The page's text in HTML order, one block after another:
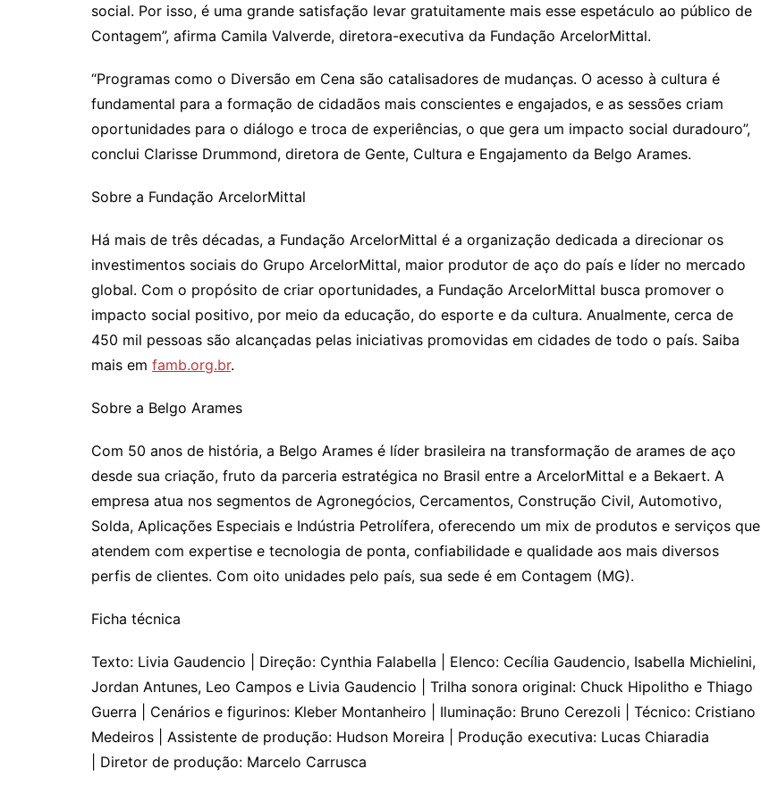
social. Por isso, é uma grande satisfação levar gratuitamente mais esse espetáculo ao público de
Contagem”, afirma Camila Valverde, diretora-executiva da Fundação ArcelorMittal.
“Programas como o Diversão em Cena são catalisadores de mudanças. O acesso à cultura é
fundamental para a formação de cidadãos mais conscientes e engajados, e as sessões criam
oportunidades para o diálogo e troca de experiências, o que gera um impacto social duradouro”,
conclui Clarisse Drummond, diretora de Gente, Cultura e Engajamento da Belgo Arames.
Sobre a Fundação ArcelorMittal
Há mais de três décadas, a Fundação ArcelorMittal é a organização dedicada a direcionar os
investimentos sociais do Grupo ArcelorMittal, maior produtor de aço do país e líder no mercado
global. Com o propósito de criar oportunidades, a Fundação ArcelorMittal busca promover o
impacto social positivo, por meio da educação, do esporte e da cultura. Anualmente, cerca de
450 mil pessoas são alcançadas pelas iniciativas promovidas em cidades de todo o país. Saiba
mais em famb.org.br.
Sobre a Belgo Arames
Com 50 anos de história, a Belgo Arames é líder brasileira na transformação de arames de aço
desde sua criação, fruto da parceria estratégica no Brasil entre a ArcelorMittal e a Bekaert. A
empresa atua nos segmentos de Agronegócios, Cercamentos, Construção Civil, Automotivo,
Solda, Aplicações Especiais e Indústria Petrolífera, oferecendo um mix de produtos e serviços que
atendem com expertise e tecnologia de ponta, confiabilidade e qualidade aos mais diversos
perfis de clientes. Com oito unidades pelo país, sua sede é em Contagem (MG).
Ficha técnica
Texto: Livia Gaudencio | Direção: Cynthia Falabella | Elenco: Cecília Gaudencio, Isabella Michielini,
Jordan Antunes, Leo Campos e Livia Gaudencio | Trilha sonora original: Chuck Hipolitho e Thiago
Guerra | Cenários e figurinos: Kleber Montanheiro | Iluminação: Bruno Cerezoli | Técnico: Cristiano
Medeiros | Assistente de produção: Hudson Moreira | Produção executiva: Lucas Chiaradia
| Diretor de produção: Marcelo Carrusca